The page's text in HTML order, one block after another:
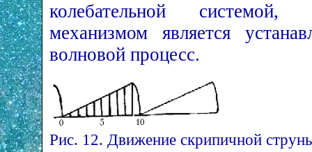
колебательной
механизмом является
волновой процесс.
Рис. 12. Движение скрипичной